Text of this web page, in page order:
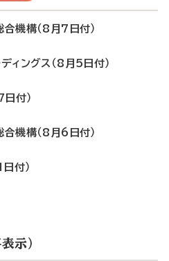
合機構（8月7日付）
ィングス（8月5日付）
日付）
合機構（8月6日付）
付）
示）